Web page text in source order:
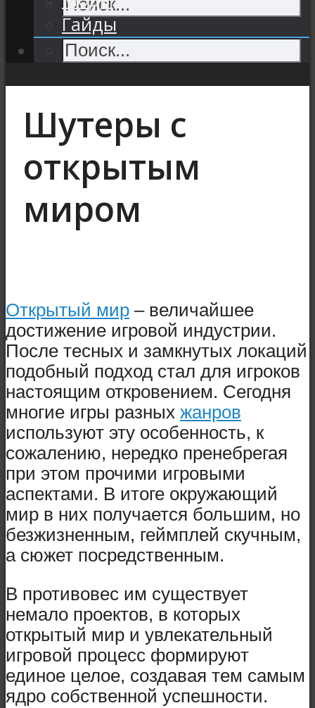
Гайды
Шутеры с
открытым
миром
Открытый мир – величайшее
достижение игровой индустрии.
После тесных и замкнутых локаций
подобный подход стал для игроков
настоящим откровением. Сегодня
многие игры разных жанров
используют эту особенность, к
сожалению, нередко пренебрегая
при этом прочими игровыми
аспектами. В итоге окружающий
мир в них получается большим, но
безжизненным, геймплей скучным,
а сюжет посредственным.
В противовес им существует
немало проектов, в которых
открытый мир и увлекательный
игровой процесс формируют
единое целое, создавая тем самым
ядро собственной успешности.